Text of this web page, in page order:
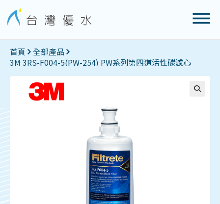
首頁
全部產品
3M 3RS-F004-5(PW-254) PW系列第四道活性碳濾心